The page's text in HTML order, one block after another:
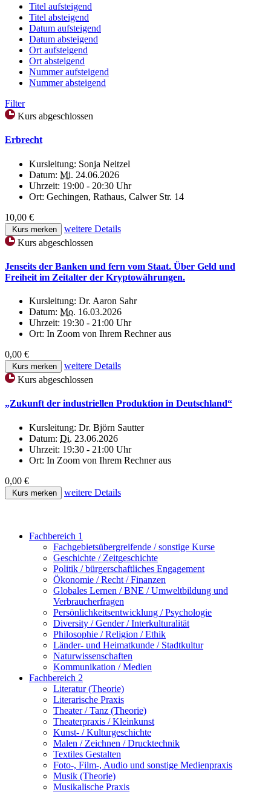
Titel aufsteigend
Titel absteigend
Datum aufsteigend
Datum absteigend
Ort aufsteigend
Ort absteigend
Nummer aufsteigend
Nummer absteigend
Filter
Kurs abgeschlossen
Erbrecht
Kursleitung: Sonja Neitzel
Datum: Mi. 24.06.2026
Uhrzeit: 19:00 - 20:30 Uhr
Ort: Gechingen, Rathaus, Calwer Str. 14
10,00 €
Kurs merken
weitere Details
Kurs abgeschlossen
Jenseits der Banken und fern vom Staat. Über Geld und
Freiheit im Zeitalter der Kryptowährungen.
Kursleitung: Dr. Aaron Sahr
Datum: Mo. 16.03.2026
Uhrzeit: 19:30 - 21:00 Uhr
Ort: In Zoom von Ihrem Rechner aus
0,00 €
Kurs merken
weitere Details
Kurs abgeschlossen
„Zukunft der industriellen Produktion in Deutschland“
Kursleitung: Dr. Björn Sautter
Datum: Di. 23.06.2026
Uhrzeit: 19:30 - 21:00 Uhr
Ort: In Zoom von Ihrem Rechner aus
0,00 €
Kurs merken weitere Details
Fachbereich 1
Fachgebietsübergreifende / sonstige Kurse
Geschichte / Zeitgeschichte
Politik / bürgerschaftliches Engagement
Ökonomie / Recht / Finanzen
Globales Lernen / BNE / Umweltbildung und
Verbraucherfragen
Persönlichkeitsentwicklung / Psychologie
Diversity / Gender / Interkulturalität
Philosophie / Religion / Ethik
Länder- und Heimatkunde / Stadtkultur
Naturwissenschaften
Kommunikation / Medien
Fachbereich 2
Literatur (Theorie)
Literarische Praxis
Theater / Tanz (Theorie)
Theaterpraxis / Kleinkunst
Kunst- / Kulturgeschichte
Malen / Zeichnen / Drucktechnik
Textiles Gestalten
Foto-, Film-, Audio und sonstige Medienpraxis
Musik (Theorie)
Musikalische Praxis